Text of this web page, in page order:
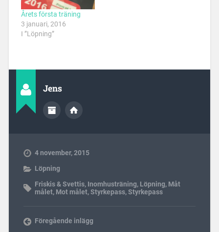
Årets första träning
3 januari, 2016
I ”Löpning”
Jens
4 november, 2015
Löpning
Friskis & Svettis, Inomhusträning, Löpning, Måt
målet, Mot målet,Styrkepass,Styrkepass
Föregående inlägg